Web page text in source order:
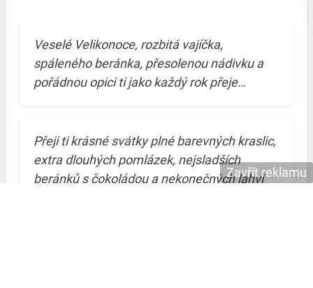
Veselé Velikonoce, rozbitá vajíčka,
spáleného beránka, přesolenou nádivku a
pořádnou opici ti jako každý rok přeje…
Přeji ti krásné svátky plné barevných kraslic,
extra dlouhých pomlázek, nejsladších
beránků s čokoládou a nekonečných lahvíZavřít reklamu